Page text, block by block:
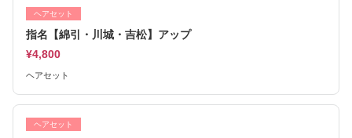
ヘアセット
指名【綿引・川城・吉松】アップ
¥4,800
ヘアセット
ヘアセット